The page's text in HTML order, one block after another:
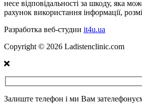
несе відповідальності за шкоду, яка
рахунок використання інформації,
Разработка веб-студии it4u.ua
Copyright © 2026 Ladistenclinic.com
Залиште телефон і ми Вам